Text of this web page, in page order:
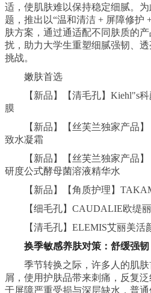
适，使肌肤难以保持稳定细腻。
题，推出以“温和清洁 + 屏障修护
肤方案，通过通适配不同肤质的
扰，助力大学生重塑细腻强韧、
挑战。
嫩肤首选
【新品】【清毛孔】Kiehl"s
膜
【新品】【丝芙兰独家产品
致水凝霜
【新品】【丝芙兰独家产品
研度公式酵母菌溶液精华水
【新品】【角质护理】
【细毛孔】CAUDALIE欧缇
【清毛孔】ELEMIS艾丽美
换季敏感养肤对策：舒缓强
季节转换之际，许多人的肌
屑，使用护肤品带来刺痛，反复
于屏障严重受损与深层缺水，普